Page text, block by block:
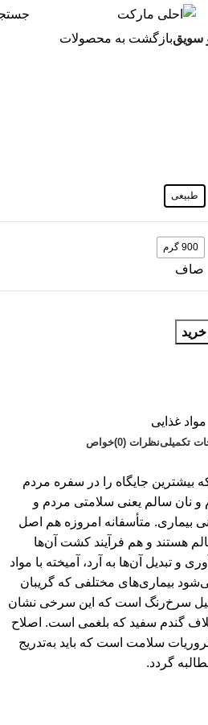
سویقبازگشت به محصولات
طبیعی
900 گرم
صاف
مواد غذایی
تکمیلینظرات (0) خواص
بیشترین جایگاه را در سفره مردم
و نان سالم یعنی سلامتی مردم و
بیماری. متأسفانه امروزه هم اصل
هستند و هم فرآیند کشت آن‌ها
و تبدیل آن‌ها به آرد، آمیخته با مواد
بیماری‌های مختلفی که گریبان
سرخ‌رنگ است که این سرخی نشان
گندم سفید که بلغمی است. اصلاح
سلامت است که باید به‌تدریج
گردد.